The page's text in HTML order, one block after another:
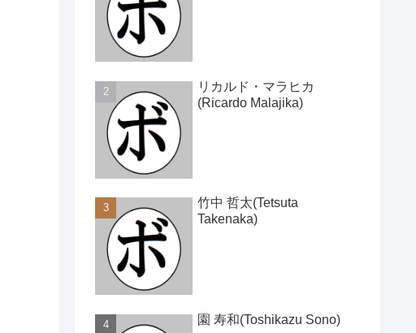
リカルド・マラヒカ
(Ricardo Malajika)
竹中 哲太(Tetsuta
Takenaka)
園 寿和(Toshikazu Sono)